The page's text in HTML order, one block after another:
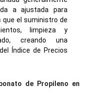
a ajustada para
el suministro de
limpieza y
creando una
Índice de Precios
de Propileno en